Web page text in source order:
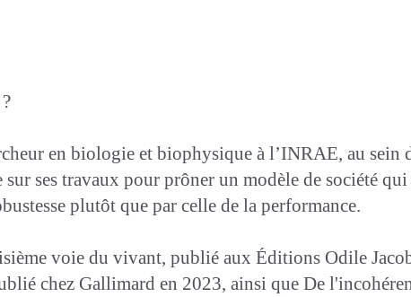
en biologie et biophysique à l’INRAE, au sein
ses travaux pour prôner un modèle de société
plutôt que par celle de la performance.
voie du vivant, publié aux Éditions Odile
chez Gallimard en 2023, ainsi que De